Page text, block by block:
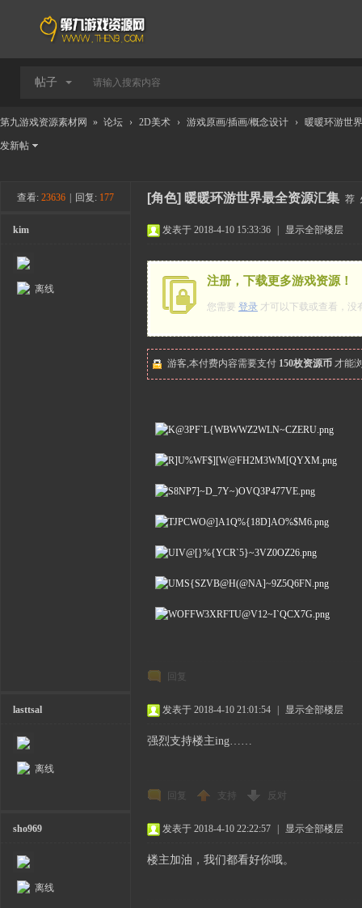
帖子
第九游戏资源素材网 » 论坛 › 2D美术 › 游戏原画/插画/概念设计 › 暖暖环游世
发新帖
查看: 23636 回复: 177 [角色] 暖暖环游世界最全资源汇集 荐
kim
离线
发表于 2018-4-10 15:33:36 显示全部楼层
注册，下载更多游戏资源！
您需要 登录 才可以下载或查看，没
游客,本付费内容需要支付 150枚资源币 才能
回复
lasttsal
离线
发表于 2018-4-10 21:01:54 显示全部楼层
强烈支持楼主ing……
回复 支持 反对
sho969
离线
发表于 2018-4-10 22:22:57 显示全部楼层
楼主加油，我们都看好你哦。